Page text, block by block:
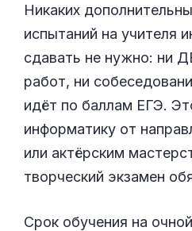
Никаких
испытаний на учителя
сдавать не нужно: ни
работ, ни
идёт по баллам ЕГЭ.
информатику от
или актёрским
творческий экзамен
Срок обучения на